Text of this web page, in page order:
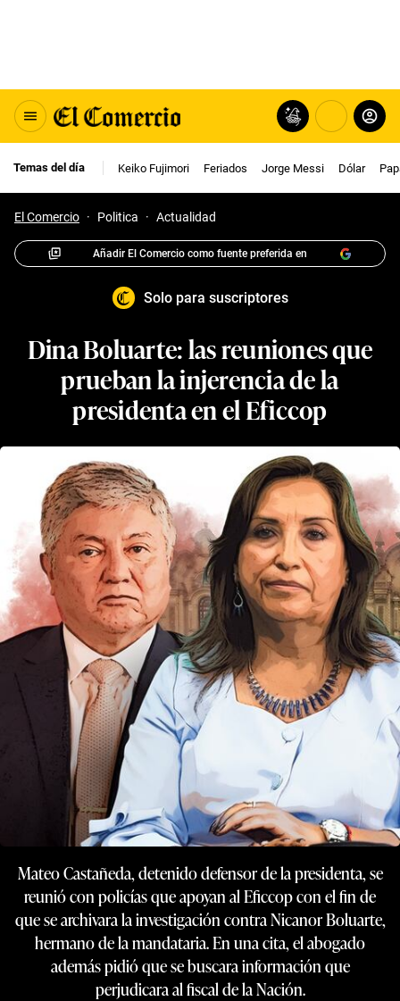
Temas del día Keiko Fujimori Feriados Jorge Messi Dólar
El Comercio · Politica · Actualidad
Añadir El Comercio como fuente preferida en
Solo para suscriptores
Dina Boluarte: las reuniones que
prueban la injerencia de la
presidenta en el Eficcop
Mateo Castañeda, detenido defensor de la presidenta, se
reunió con policías que apoyan al Eficcop con el fin de
que se archivara la investigación contra Nicanor Boluarte,
hermano de la mandataria. En una cita, el abogado
además pidió que se buscara información que
perjudicara al fiscal de la Nación.